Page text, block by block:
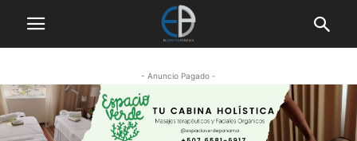
- Anuncio Pagado -